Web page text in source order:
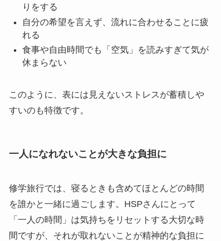
りをする
自分の希望を言えず、流れに合わせることに疲
れる
食事や自由時間でも「空気」を読みすぎて気が
休まらない
このように、表には見えないストレスが蓄積しや
すいのも特徴です。
一人になれないことが大きな負担に
修学旅行では、寝るときも含めてほとんどの時間
を誰かと一緒に過ごします。HSPさんにとって
「一人の時間」は気持ちをリセットする大切な時
間ですが、それが取れないことが精神的な負担に